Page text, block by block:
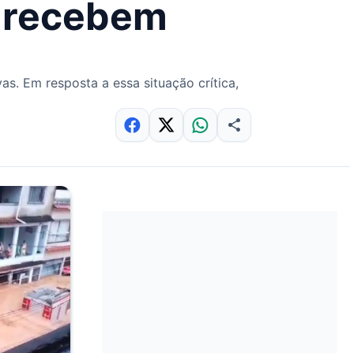
Em resposta a essa situação crítica,